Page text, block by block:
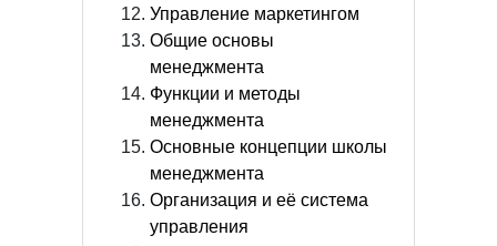
Управление маркетингом
Общие основы
менеджмента
Функции и методы
менеджмента
Основные концепции школы
менеджмента
Организация и её система
управления